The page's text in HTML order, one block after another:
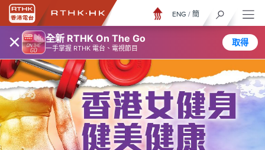
× 全新 RTHK On The Go
一手掌握 RTHK 電台、電視節目
取得
ENG / 簡